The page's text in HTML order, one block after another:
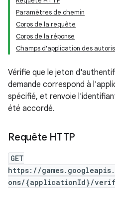
Paramètres de chemin
Corps de la requête
Corps de la réponse
Champs d'application des
Vérifie que le jeton
demande correspond à
spécifié, et renvoie
été accordé.
Requête HTTP
GET
https://
ons/{applicationId}/